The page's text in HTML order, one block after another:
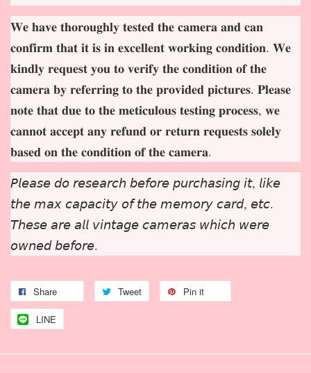
𝐖𝐞 𝐡𝐚𝐯𝐞 𝐭𝐡𝐨𝐫𝐨𝐮𝐠𝐡𝐥𝐲 𝐭𝐞𝐬𝐭𝐞𝐝 𝐭𝐡𝐞 𝐜𝐚𝐦𝐞𝐫𝐚 𝐚𝐧𝐝 𝐜𝐚𝐧
𝐜𝐨𝐧𝐟𝐢𝐫𝐦 𝐭𝐡𝐚𝐭 𝐢𝐭 𝐢𝐬 𝐢𝐧 𝐞𝐱𝐜𝐞𝐥𝐥𝐞𝐧𝐭 𝐰𝐨𝐫𝐤𝐢𝐧𝐠 𝐜𝐨𝐧𝐝𝐢𝐭𝐢𝐨𝐧. 𝐖𝐞
𝐤𝐢𝐧𝐝𝐥𝐲 𝐫𝐞𝐪𝐮𝐞𝐬𝐭 𝐲𝐨𝐮 𝐭𝐨 𝐯𝐞𝐫𝐢𝐟𝐲 𝐭𝐡𝐞 𝐜𝐨𝐧𝐝𝐢𝐭𝐢𝐨𝐧 𝐨𝐟 𝐭𝐡𝐞
𝐜𝐚𝐦𝐞𝐫𝐚 𝐛𝐲 𝐫𝐞𝐟𝐞𝐫𝐫𝐢𝐧𝐠 𝐭𝐨 𝐭𝐡𝐞 𝐩𝐫𝐨𝐯𝐢𝐝𝐞𝐝 𝐩𝐢𝐜𝐭𝐮𝐫𝐞𝐬. 𝐏𝐥𝐞𝐚𝐬𝐞
𝐧𝐨𝐭𝐞 𝐭𝐡𝐚𝐭 𝐝𝐮𝐞 𝐭𝐨 𝐭𝐡𝐞 𝐦𝐞𝐭𝐢𝐜𝐮𝐥𝐨𝐮𝐬 𝐭𝐞𝐬𝐭𝐢𝐧𝐠 𝐩𝐫𝐨𝐜𝐞𝐬𝐬, 𝐰𝐞
𝐜𝐚𝐧𝐧𝐨𝐭 𝐚𝐜𝐜𝐞𝐩𝐭 𝐚𝐧𝐲 𝐫𝐞𝐟𝐮𝐧𝐝 𝐨𝐫 𝐫𝐞𝐭𝐮𝐫𝐧 𝐫𝐞𝐪𝐮𝐞𝐬𝐭𝐬 𝐬𝐨𝐥𝐞𝐥𝐲
𝐛𝐚𝐬𝐞𝐝 𝐨𝐧 𝐭𝐡𝐞 𝐜𝐨𝐧𝐝𝐢𝐭𝐢𝐨𝐧 𝐨𝐟 𝐭𝐡𝐞 𝐜𝐚𝐦𝐞𝐫𝐚.
𝘗𝘭𝘦𝘢𝘴𝘦 𝘥𝘰 𝘳𝘦𝘴𝘦𝘢𝘳𝘤𝘩 𝘣𝘦𝘧𝘰𝘳𝘦 𝘱𝘶𝘳𝘤𝘩𝘢𝘴𝘪𝘯𝘨 𝘪𝘵, 𝘭𝘪𝘬𝘦
𝘵𝘩𝘦 𝘮𝘢𝘹 𝘤𝘢𝘱𝘢𝘤𝘪𝘵𝘺 𝘰𝘧 𝘵𝘩𝘦 𝘮𝘦𝘮𝘰𝘳𝘺 𝘤𝘢𝘳𝘥, 𝘦𝘵𝘤.
𝘛𝘩𝘦𝘴𝘦 𝘢𝘳𝘦 𝘢𝘭𝘭 𝘷𝘪𝘯𝘵𝘢𝘨𝘦 𝘤𝘢𝘮𝘦𝘳𝘢𝘴 𝘸𝘩𝘪𝘤𝘩 𝘸𝘦𝘳𝘦
𝘰𝘸𝘯𝘦𝘥 𝘣𝘦𝘧𝘰𝘳𝘦.
Share Tweet Pin it
LINE